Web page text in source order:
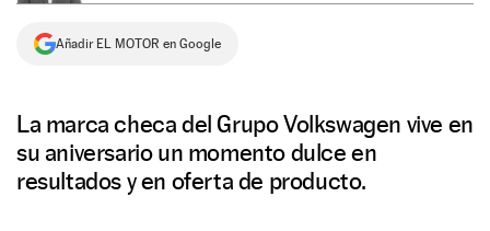
SÍGUENOS
Añadir EL MOTOR en Google
La marca checa del Grupo Volkswagen vive en
su aniversario un momento dulce en
resultados y en oferta de producto.